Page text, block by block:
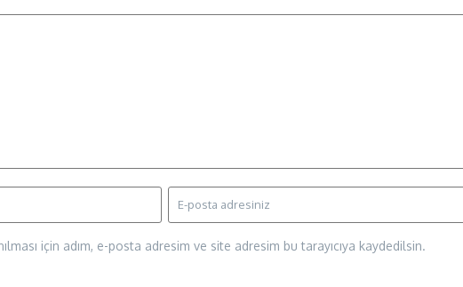
için adım, e-posta adresim ve site adresim bu tarayıcıya kaydedilsin.